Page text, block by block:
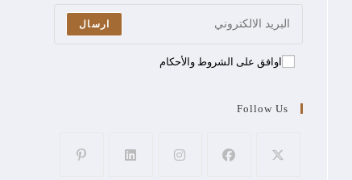
ارسال
اوافق على الشروط والأحكام
Follow Us